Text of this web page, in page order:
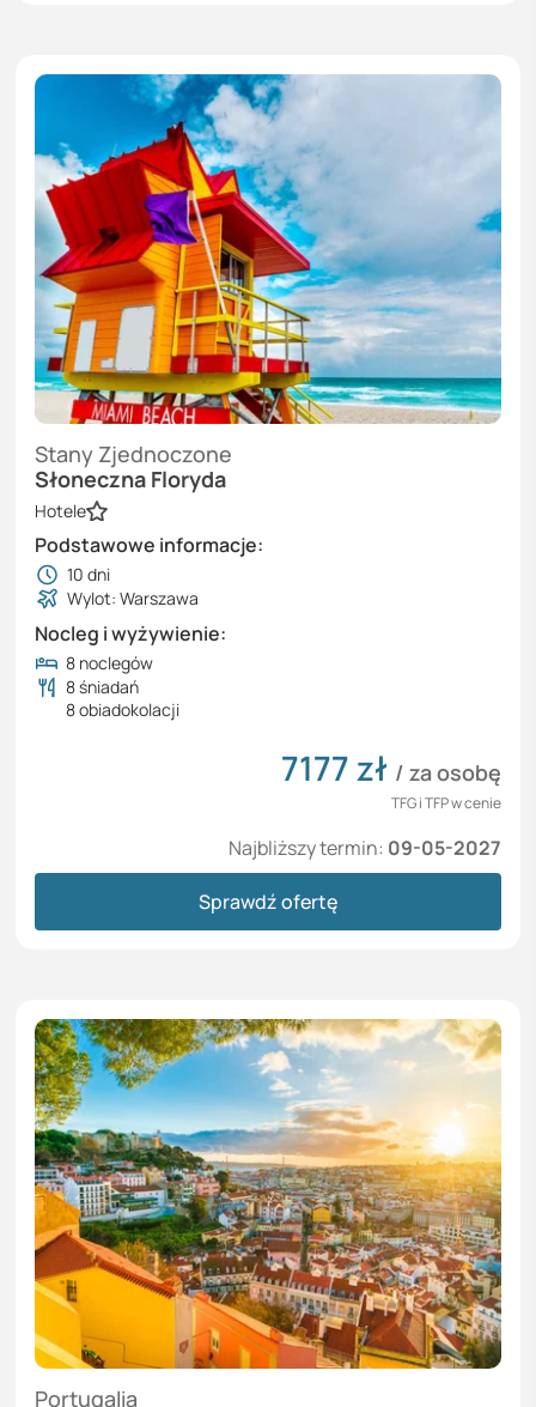
Słoneczna Floryda
Stany Zjednoczone
Hotele
Podstawowe informacje:
10 dni
Wylot: Warszawa
Nocleg i wyżywienie:
8 noclegów
8 śniadań
8 obiadokolacji
7177zł / za osobę
TFG i TFP w cenie
Najbliższy termin: 09-05-2027
Sprawdź ofertę
Portugalia